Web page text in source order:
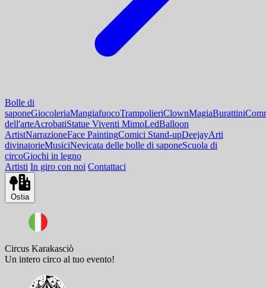
Bolle di
saponeGiocoleriaMangiafuocoTrampolieriClownMagiaBurattini
dell'arteAcrobatiStatue Viventi MimoLedBalloon
ArtistNarrazioneFace PaintingComici Stand-upDeejayArti
divinatorieMusiciNevicata delle bolle di saponeScuola di
circoGiochi in legno
Artisti In giro con noi Contattaci
Ostia
Circus Karakasciò
Un intero circo al tuo evento!